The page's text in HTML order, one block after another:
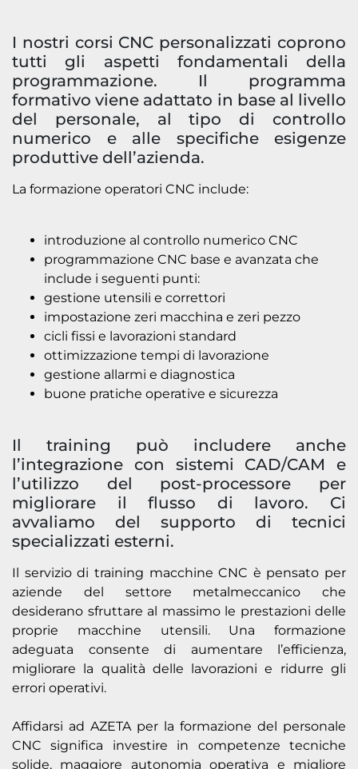
I nostri corsi CNC personalizzati coprono
tutti gli aspetti fondamentali della
programmazione. Il programma
formativo viene adattato in base al livello
del personale, al tipo di controllo
numerico e alle specifiche esigenze
produttive dell’azienda.
La formazione operatori CNC include:
introduzione al controllo numerico CNC
programmazione CNC base e avanzata che
include i seguenti punti:
gestione utensili e correttori
impostazione zeri macchina e zeri pezzo
cicli fissi e lavorazioni standard
ottimizzazione tempi di lavorazione
gestione allarmi e diagnostica
buone pratiche operative e sicurezza
Il training può includere anche
l’integrazione con sistemi CAD/CAM e
l’utilizzo del post-processore per
migliorare il flusso di lavoro. Ci
avvaliamo del supporto di tecnici
specializzati esterni.
Il servizio di training macchine CNC è pensato per
aziende del settore metalmeccanico che
desiderano sfruttare al massimo le prestazioni delle
proprie macchine utensili. Una formazione
adeguata consente di aumentare l’efficienza,
migliorare la qualità delle lavorazioni e ridurre gli
errori operativi.
Affidarsi ad AZETA per la formazione del personale
CNC significa investire in competenze tecniche
solide, maggiore autonomia operativa e migliore